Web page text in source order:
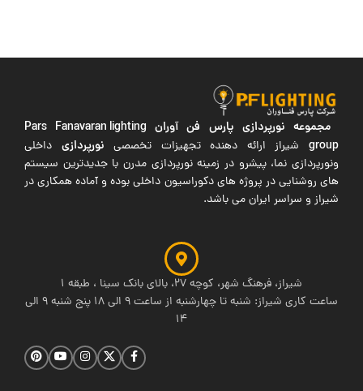
مجموعه نورپردازی پارس فن آوران Pars Fanavaran lighting
groupشیراز ارائه دهنده تجهیزات تخصصی نورپردازی داخلی
ونورپردازی نما، پیشرو در زمینه نورپردازی مدرن با جدیدترین سیستم
های روشنایی در پروژه های دکوراسیون داخلی بوده و آماده همکاری در
شیراز و سراسر ایران می باشد.
شیراز، فرهنگ شهر، کوچه 27، بالای بانک سینا ، طبقه 1
ساعت کاری شیراز: شنبه تا چهارشنبه از ساعت 9 الی 18 پنج شنبه 9 الی
14